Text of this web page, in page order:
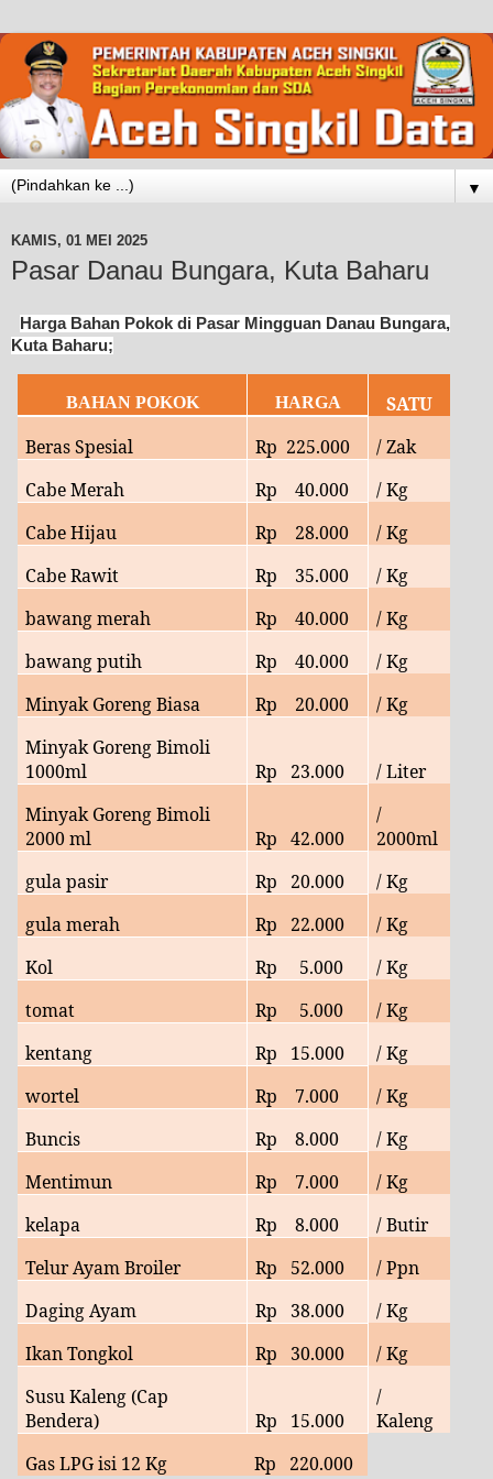
▼
KAMIS, 01 MEI 2025
Pasar Danau Bungara, Kuta Baharu
Harga Bahan Pokok di Pasar Mingguan Danau Bungara,
Kuta Baharu;
BAHAN POKOK HARGA
SATU
Beras Spesial
Rp 225.000
/ Zak
Cabe Merah
Rp 40.000
/ Kg
Cabe Hijau
Rp 28.000
/ Kg
Cabe Rawit
Rp 35.000
/ Kg
bawang merah
Rp 40.000
/ Kg
bawang putih
Rp 40.000
/ Kg
Minyak Goreng Biasa
Rp 20.000
/ Kg
Minyak Goreng Bimoli
1000ml
Rp 23.000
/ Liter
Minyak Goreng Bimoli
2000 ml
Rp 42.000
/
2000ml
gula pasir
Rp 20.000
/ Kg
gula merah
Rp 22.000
/ Kg
Kol
Rp 5.000
/ Kg
tomat
Rp 5.000
/ Kg
kentang
Rp 15.000
/ Kg
wortel
Rp 7.000
/ Kg
Buncis
Rp 8.000
/ Kg
Mentimun
Rp 7.000
/ Kg
kelapa
Rp 8.000
/ Butir
Telur Ayam Broiler
Rp 52.000
/ Ppn
Daging Ayam
Rp 38.000
/ Kg
Ikan Tongkol
Rp 30.000
/ Kg
Susu Kaleng (Cap
Bendera)
Rp 15.000
/
Kaleng
Gas LPG isi 12 Kg
Rp 220.000